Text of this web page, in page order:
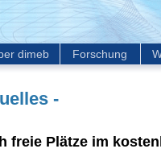
dimeb Forschung
-
freie Plätze im